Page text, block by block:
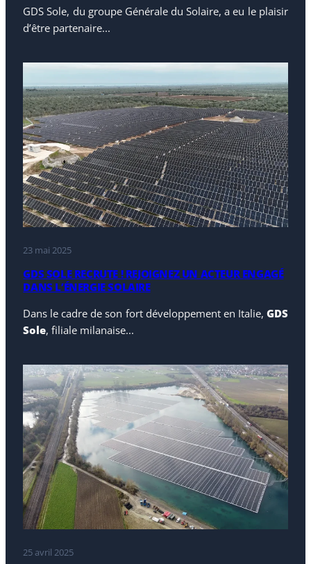
GDS Sole, du groupe Générale du Solaire, a eu le plaisir
d’être partenaire...
23 mai 2025
GDS SOLE RECRUTE ! REJOIGNEZ UN ACTEUR ENGAGÉ
DANS L’ÉNERGIE SOLAIRE
Dans le cadre de son fort développement en Italie, GDS
Sole, filiale milanaise...
25 avril 2025